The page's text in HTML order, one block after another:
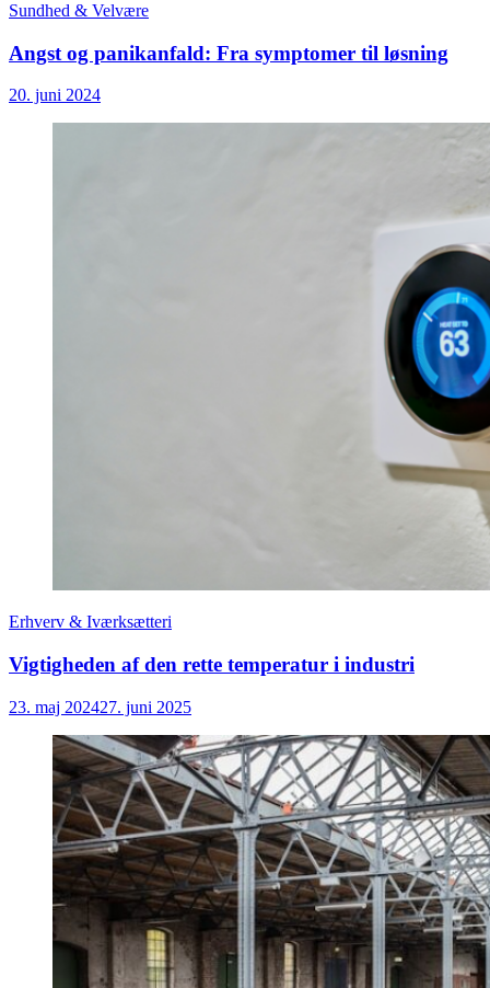
Sundhed & Velvære
Angst og panikanfald: Fra symptomer til løsning
20. juni 2024
Erhverv & Iværksætteri
Vigtigheden af den rette temperatur i industri
23. maj 202427. juni 2025